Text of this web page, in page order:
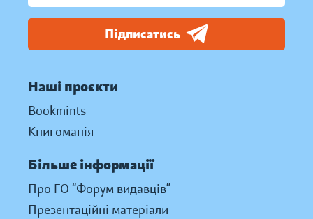
Підписатись
Наші проєкти
Bookmints
Книгоманія
Більше інформації
Про ГО “Форум видавців”
Презентаційні матеріали